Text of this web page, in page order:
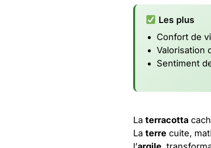
Les plus
Confort de
Valorisation
Sentiment
La terracotta
La terre cuite,